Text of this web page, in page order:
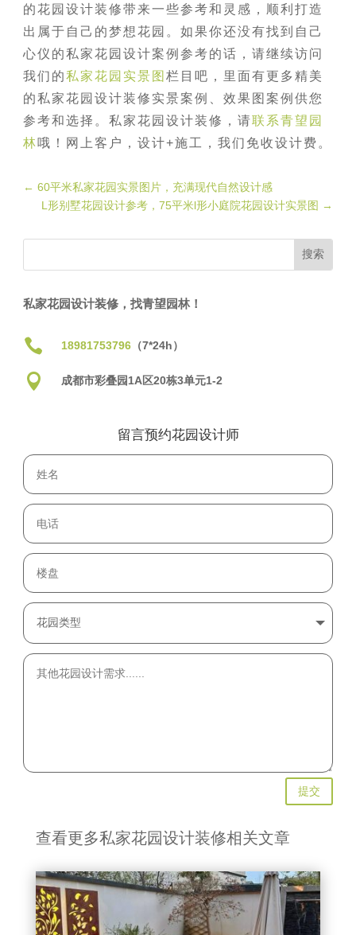
的花园设计装修带来一些参考和灵感，顺利打造
出属于自己的梦想花园。如果你还没有找到自己
心仪的私家花园设计案例参考的话，请继续访问
我们的私家花园实景图栏目吧，里面有更多精美
的私家花园设计装修实景案例、效果图案例供您
参考和选择。私家花园设计装修，请联系青望园
林哦！网上客户，设计+施工，我们免收设计费。
←60平米私家花园实景图片，充满现代自然设计感
L形别墅花园设计参考，75平米l形小庭院花园设计实景图 →
私家花园设计装修，找青望园林！
 18981753796（7*24h）
 成都市彩叠园1A区20栋3单元1-2
留言预约花园设计师
提交
查看更多私家花园设计装修相关文章